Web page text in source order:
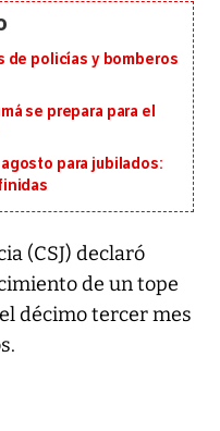
de policías y bomberos
se prepara para el
para jubilados:
(CSJ) declaró
de un tope
décimo tercer mes